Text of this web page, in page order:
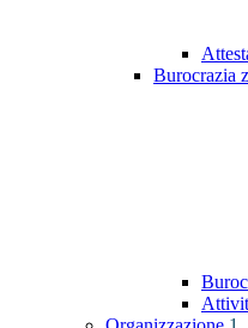
Burocrazia